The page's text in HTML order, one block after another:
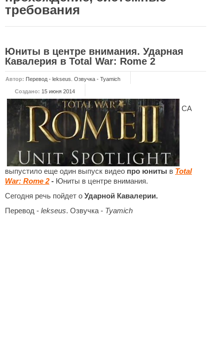
НОВОСТИ
Новости Total War: WARHAMMER
Новости Total War: Attila
Новости Total War: Rome 2
ОБЩИЕ СТАТЬИ
ФОРУМ
МОДЫ
Моддинг ROME 2
Моддинг Empire
Моддинг Shogun 2
Моддинг Napoleon
Моддинг MEDIEVAL 2
требования
Юниты в центре внимания. Ударная
Кавалерия в Total War: Rome 2
Автор: Перевод - lekseus. Озвучка - Tyamich
Создано: 15 июня 2014
СА
выпустило еще один выпуск видео про юниты в Total
War: Rome 2- Юниты в центре внимания.
Сегодня речь пойдет о Ударной Кавалерии.
Перевод - lekseus. Озвучка - Tyamich